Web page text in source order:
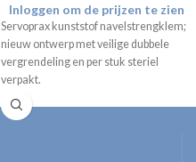
Inloggen om de prijzen te zien
Servoprax kunststof navelstrengklem;
nieuw ontwerp met veilige dubbele
vergrendeling en per stuk steriel
verpakt.